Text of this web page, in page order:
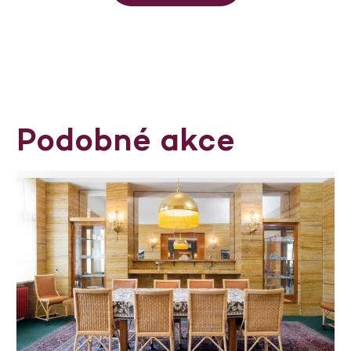
Podobné akce